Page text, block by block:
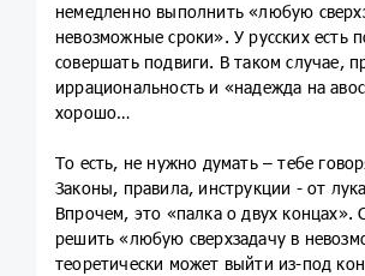
немедленно выполнить «любую
невозможные сроки». У русских есть
совершать подвиги. В таком случае,
иррациональность и «надежда на
хорошо…
То есть, не нужно думать – тебе
Законы, правила, инструкции - от
Впрочем, это «палка о двух концах».
решить «любую сверхзадачу в
теоретически может выйти из-под